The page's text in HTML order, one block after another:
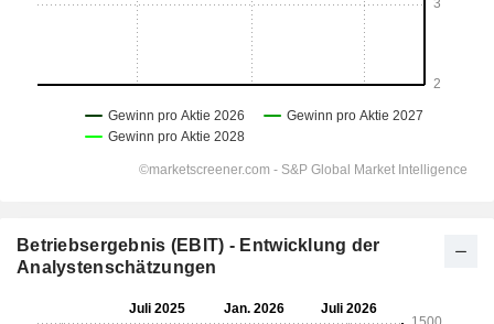
Betriebsergebnis (EBIT) - Entwicklung der
Analystenschätzungen